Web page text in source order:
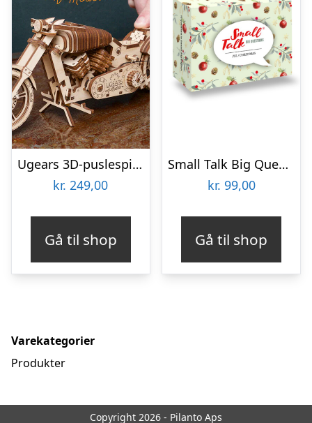
Ugears 3D-puslespil i Træ – MC
kr. 249,00
Gå til shop
Small Talk Big Questions – Jul
kr. 99,00
Gå til shop
Varekategorier
Produkter
Copyright 2026 - Pilanto Aps